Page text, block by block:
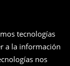
tecnologías
a la información
nos